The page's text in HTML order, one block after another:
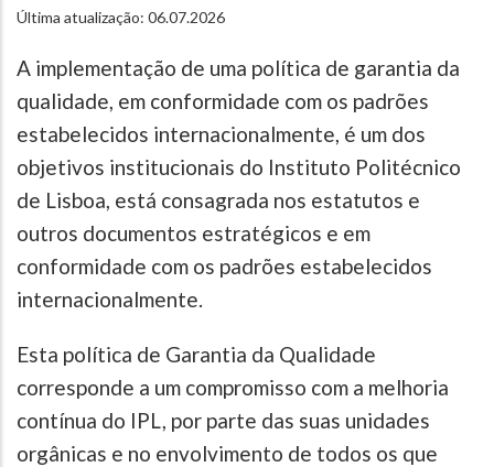
Última atualização: 06.07.2026
A implementação de uma política de garantia da
qualidade, em conformidade com os padrões
estabelecidos internacionalmente, é um dos
objetivos institucionais do Instituto Politécnico
de Lisboa, está consagrada nos estatutos e
outros documentos estratégicos e em
conformidade com os padrões estabelecidos
internacionalmente.
Esta política de Garantia da Qualidade
corresponde a um compromisso com a melhoria
contínua do IPL, por parte das suas unidades
orgânicas e no envolvimento de todos os que